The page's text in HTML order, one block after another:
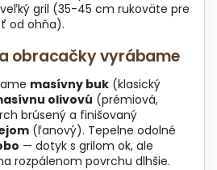
gril (35-45 cm rukoväte pre
od ohňa).
obracačky vyrábame
masívny buk (klasický
olivovú (prémiová,
brúsený a finišovaný
(ľanový). Tepelne odolné
— dotyk s grilom ok, ale
rozpálenom povrchu dlhšie.